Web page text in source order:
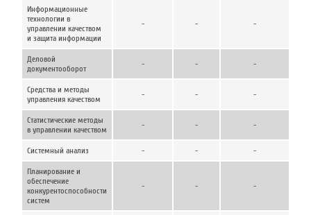
Информационные
технологии в
управлении качеством
и защита информации
- - -
Деловой
документооборот
- - -
Средства и методы
управления качеством
- - -
Статистические методы
в управлении качеством
- - -
Системный анализ - - -
Планирование и
обеспечение
конкурентоспособности
систем
- - -